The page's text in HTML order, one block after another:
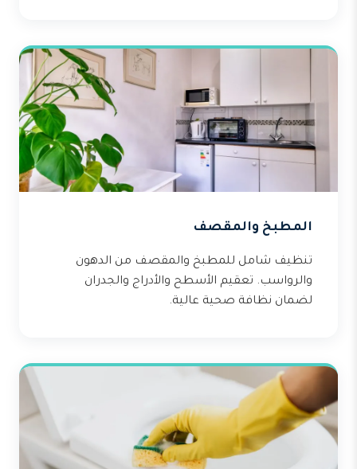
المطبخ والمقصف
تنظيف شامل للمطبخ والمقصف من الدهون
والرواسب. تعقيم الأسطح والأدراج والجدران
لضمان نظافة صحية عالية.